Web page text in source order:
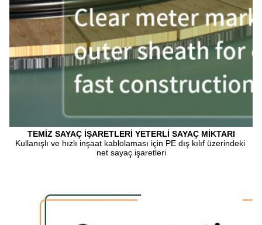
TEMİZ SAYAÇ İŞARETLERİ YETERLİ SAYAÇ MİKTARI
Kullanışlı ve hızlı inşaat kablolaması için PE dış kılıf üzerindeki
net sayaç işaretleri